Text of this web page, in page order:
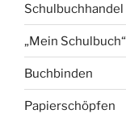
Schulbuchhandel
„Mein Schulbuch“
Buchbinden
Papierschöpfen